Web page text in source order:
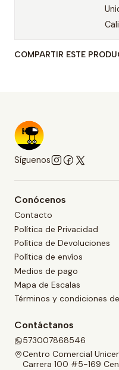
COMPARTIR ESTE
Síguenos
Conócenos
Contacto
Política de Privacidad
Política de Devoluciones
Política de envíos
Medios de pago
Mapa de Escalas
Términos y condiciones
Contáctanos
573007868546
Centro Comercial
Carrera 100 #5-169